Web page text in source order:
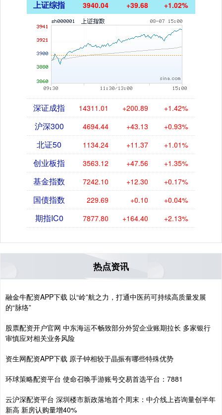
上证综指 3940.04 +39.68 +1.02%
深证成指 14311.01 +200.89 +1.42%
沪深300 4694.44 +43.13 +0.93%
北证50 1134.24 +11.37 +1.01%
创业板指 3563.12 +47.56 +1.35%
基金指数 7242.10 +12.30 +0.17%
国债指数 229.69 +0.10 +0.04%
期指IC0 7877.80 +164.40 +2.13%
热点资讯
融金牛配资APP下载 以“岭”航之力，打通中医药可持续高质量发展
的“脉络”
股票配资开户官网 中东海运不畅致部分外贸企业账期拉长 多家银行
审慎应对相关业务风险
资生网配资APP下载 原子钟相较于晶振有哪些特殊优势
环球策略配资平台 使命召唤手游账号交易首选平台：7881
云沪深配资平台 深圳楼市新政落地首个周末：中介线上咨询量创半年
新高 新房认购量增40%